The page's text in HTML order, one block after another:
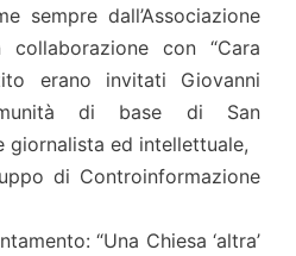
sempre dall’Associazione
collaborazione con “Cara
erano invitati Giovanni
di base di San
giornalista ed intellettuale,
di Controinformazione
“Una Chiesa ‘altra’